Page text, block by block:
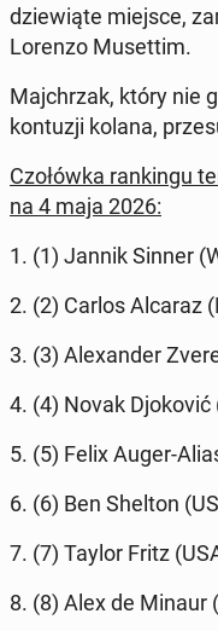
dziewiąte miejsce,
Lorenzo Muset­tim.
Ma­jchrzak, który nie
kon­tuzji kolana,
Czołówka rankingu
na 4 maja 2026:
1. (1) Jannik Sinner
2. (2) Carlos Alcaraz
3. (3) Alexan­der
4. (4) Novak Djoković
5. (5) Felix Auger-
6. (6) Ben Shelton
7. (7) Taylor Fritz
8. (8) Alex de Minaur